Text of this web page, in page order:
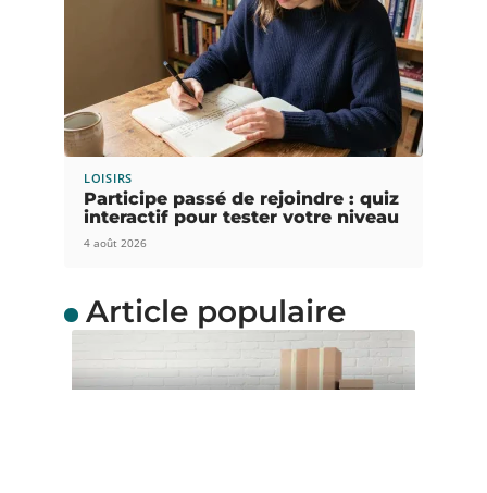
LOISIRS
Participe passé de rejoindre : quiz
interactif pour tester votre niveau
4 août 2026
Article populaire